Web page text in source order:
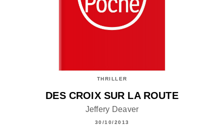
THRILLER
DES CROIX SUR LA ROUTE
Jeffery Deaver
30/10/2013